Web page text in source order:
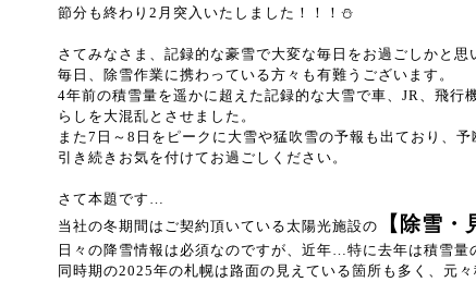
節分も終わり2月突入いたしました！！！⛄
さてみなさま、記録的な豪雪で大変な毎日をお過ごしかと思
毎日、除雪作業に携わっている方々も有難うございます。
4年前の積雪量を遥かに超えた記録的な大雪で車、JR、飛行
らしを大混乱とさせました。
また7日～8日をピークに大雪や猛吹雪の予報も出ており、
引き続きお気を付けてお過ごしください。
さて本題です…
当社の冬期間はご契約頂いている太陽光施設の
【除雪・
日々の降雪情報は必須なのですが、近年…特に去年は積雪量
同時期の2025年の札幌は路面の見えている箇所も多く、元